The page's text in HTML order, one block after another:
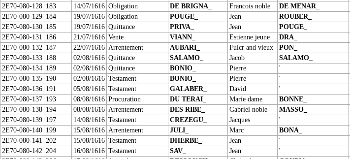
2E70-080-128 183 14/07/1616 Obligation DE BRIGNA_ Francois noble DE MENAR_
2E70-080-129 184 19/07/1616 Obligation POUGE_ Jean ROUBER_
2E70-080-130 185 19/07/1616 Quittance PRIVA_ Jean POUGE_
2E70-080-131
186 21/07/1616 Vente VIANN_ Estienne jeune DRA_
2E70-080-132 187 22/07/1616 Arrentement AUBARI_ Fulcr and vieux PON_
2E70-080-133 188 02/08/1616 Quittance SALAMO_ Jacob SALAMO_
2E70-080-134 189 02/08/1616 Quittance BONIO_ Pierre '
2E70-080-135 190 02/08/1616 Testament BONIO_ Pierre '
2E70-080-136 191 05/08/1616 Testament GALABER_ David '
2E70-080-137 193 08/08/1616 Procuration DU TERAI_ Marie dame BONNE_
2E70-080-138 194 08/08/1616 Arrentement DES RIBE_ Gabriel noble MASSO_
2E70-080-139 197 14/08/1616 Testament CREZEGU_ Jacques '
2E70-080-140 199 15/08/1616 Arrentement JULI_ Marc BONA_
2E70-080-141
202 15/08/1616 Testament DHERBE_ Jean '
2E70-080-142 204 16/08/1616 Testament SAV_ Jean '